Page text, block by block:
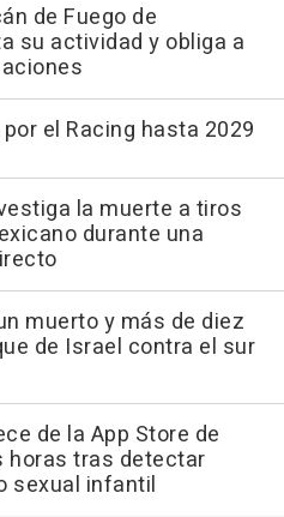
de Fuego de
su actividad y obliga a
el Racing hasta 2029
la muerte a tiros
durante una
muerto y más de diez
de Israel contra el sur
de la App Store de
horas tras detectar
sexual infantil